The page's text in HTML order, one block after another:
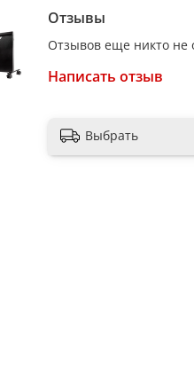
Отзывы
Отзывов еще никто не
Написать отзыв
Выбрать